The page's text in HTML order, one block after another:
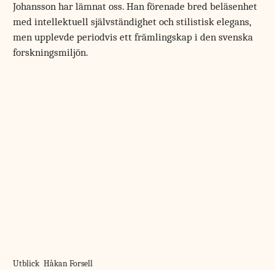
Johansson har lämnat oss. Han förenade bred beläsenhet
med intellektuell självständighet och stilistisk elegans,
men upplevde periodvis ett främlingskap i den svenska
forskningsmiljön.
Utblick Håkan Forsell